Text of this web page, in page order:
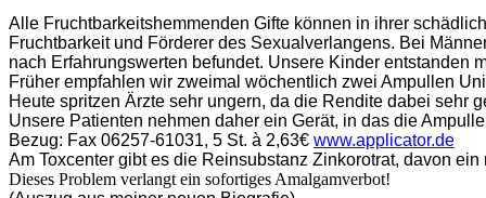
Alle Fruchtbarkeitshemmenden Gifte können in ihrer
Fruchtbarkeit und Förderer des Sexualverlangens. Bei
nach Erfahrungswerten befundet. Unsere Kinder entstanden
Früher empfahlen wir zweimal wöchentlich zwei Ampullen
Heute spritzen Ärzte sehr ungern, da die Rendite dabei sehr
Unsere Patienten nehmen daher ein Gerät, in das die
Bezug: Fax 06257-61031, 5 St. à 2,63€ www.applicator.de
Am Toxcenter gibt es die Reinsubstanz Zinkorotrat, davon ein
Dieses Problem verlangt ein sofortiges Amalgamverbot!